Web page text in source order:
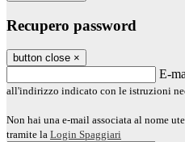
Recupero password
button close ×
E-
all'indirizzo indicato con le istruzioni
Non hai una e-mail associata al nome
tramite la Login Spaggiari